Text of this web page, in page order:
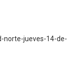
norte-jueves-14-de-